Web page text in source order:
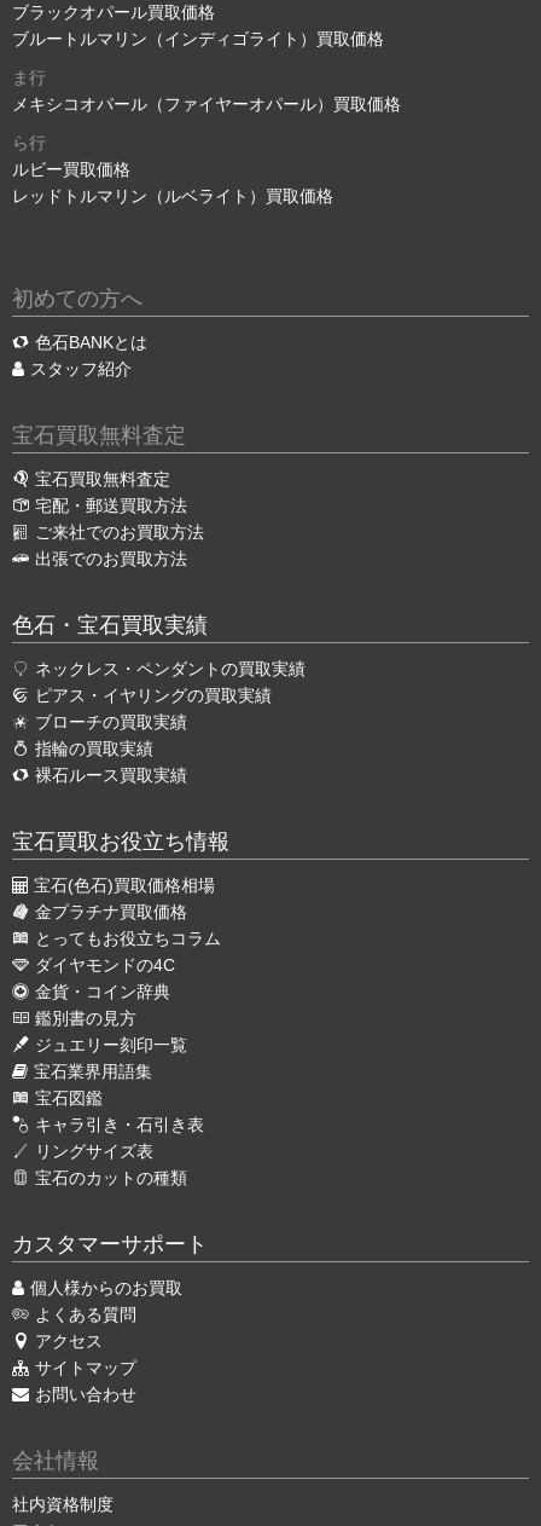
ブラックオパール買取価格
ブルートルマリン（インディゴライト）買取価格
ま行
メキシコオパール（ファイヤーオパール）買取価格
ら行
ルビー買取価格
レッドトルマリン（ルベライト）買取価格
初めての方へ
色石BANKとは
スタッフ紹介
宝石買取無料査定
宝石買取無料査定
宅配・郵送買取方法
ご来社でのお買取方法
出張でのお買取方法
色石・宝石買取実績
ネックレス・ペンダントの買取実績
ピアス・イヤリングの買取実績
ブローチの買取実績
指輪の買取実績
裸石ルース買取実績
宝石買取お役立ち情報
宝石(色石)買取価格相場
金プラチナ買取価格
とってもお役立ちコラム
ダイヤモンドの4C
金貨・コイン辞典
鑑別書の見方
ジュエリー刻印一覧
宝石業界用語集
宝石図鑑
キャラ引き・石引き表
リングサイズ表
宝石のカットの種類
カスタマーサポート
個人様からのお買取
よくある質問
アクセス
サイトマップ
お問い合わせ
会社情報
社内資格制度